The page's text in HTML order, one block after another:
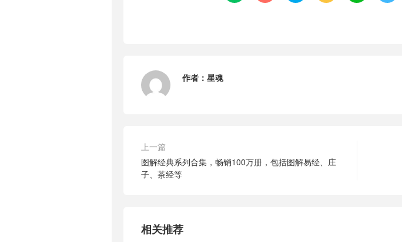
作者： 星魂
上一篇
图解经典系列合集，畅销100万册，包括图解易经、庄
子、茶经等
相关推荐